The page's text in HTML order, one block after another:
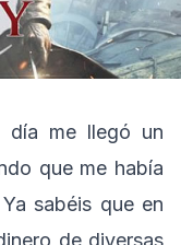
día me llegó un
que me había
sabéis que en
de diversas